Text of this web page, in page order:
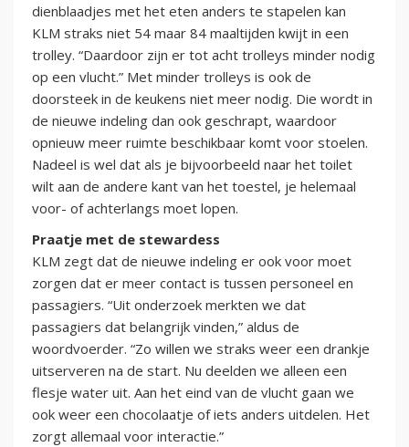
dienblaadjes met het eten anders te stapelen kan
KLM straks niet 54 maar 84 maaltijden kwijt in een
trolley. “Daardoor zijn er tot acht trolleys minder nodig
op een vlucht.” Met minder trolleys is ook de
doorsteek in de keukens niet meer nodig. Die wordt in
de nieuwe indeling dan ook geschrapt, waardoor
opnieuw meer ruimte beschikbaar komt voor stoelen.
Nadeel is wel dat als je bijvoorbeeld naar het toilet
wilt aan de andere kant van het toestel, je helemaal
voor- of achterlangs moet lopen.
Praatje met de stewardess
KLM zegt dat de nieuwe indeling er ook voor moet
zorgen dat er meer contact is tussen personeel en
passagiers. “Uit onderzoek merkten we dat
passagiers dat belangrijk vinden,” aldus de
woordvoerder. “Zo willen we straks weer een drankje
uitserveren na de start. Nu deelden we alleen een
flesje water uit. Aan het eind van de vlucht gaan we
ook weer een chocolaatje of iets anders uitdelen. Het
zorgt allemaal voor interactie.”